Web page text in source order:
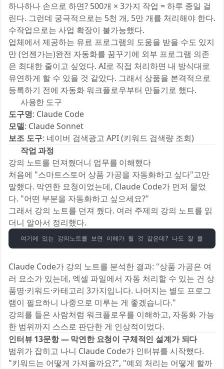
하나하나 손으로 하면? 500개 × 3가지 작업 = 하루 종일 걸
린다. 그런데 궁극적으로는 5천 개, 5만 개를 처리해야 한다.
수작업으로는 사업 확장이 불가능했다.
업체에서 제공하는 유료 프로그램의 도움을 받을 수도 있지
만 (언젠가는)완전 자동화를 꿈꾸기에 외부 프로그램 의존
은 최대한 줄이고 싶었다. AI로 직접 처리하면 내 방식대로
유연하게 할 수 있을 것 같았다. 그래서 상품을 본격적으로
등록하기 전에 자동화 워크플로우부터 만들기로 했다.
🛠️ 사용한 도구
도구명: Claude Code
모델: Claude Sonnet
보조 도구: 네이버 검색광고 API (키워드 검색량 조회)
🔧 작업 과정
강의 노트를 던져줬더니 업무를 이해했다
처음에 "스마트스토어 상품 가공을 자동화하고 싶다"고만
말했다. 막연한 요청이었는데, Claude Code가 먼저 물었
다. "어떤 부분을 자동화하고 싶으세요?"
그래서 강의 노트를 던져 줬다. 여러 주제의 강의 노트를 읽
더니 알아서 정리했다.
여기에 있는 강의노트를 보면 이해가 될 것 같은데? 나도 잘 몰라...
Claude Code가 강의 노트를 분석한 결과: "상품 가공은 여
러 요소가 있는데, 엑셀 파일에서 자동 처리할 수 있는 건 상
품명·키워드·카테고리 3가지입니다. 나머지는 별도 프로그
램이 필요하니 나중으로 미루는 게 좋겠습니다."
강의를 들은 사람처럼 워크플로우를 이해하고, 자동화 가능
한 범위까지 스스로 판단한 게 인상적이었다.
인터뷰 13문항 — 막연한 요청이 구체적인 설계가 되다
범위가 잡히고 나니 Claude Code가 인터뷰를 시작했다.
"키워드는 어떻게 가져올까요?", "예외 처리는 어떻게 할까